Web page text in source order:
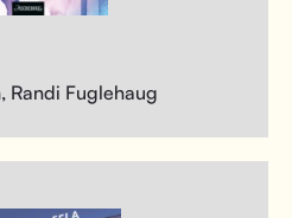
Randi Fuglehaug